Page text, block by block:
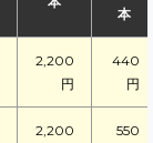
本
2,200
円
440
円
2,200
550